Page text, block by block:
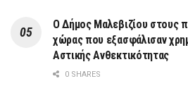
Ο Δήμος Μαλεβιζίου στους
χώρας που εξασφάλισαν
Αστικής Ανθεκτικότητας
0 SHARES